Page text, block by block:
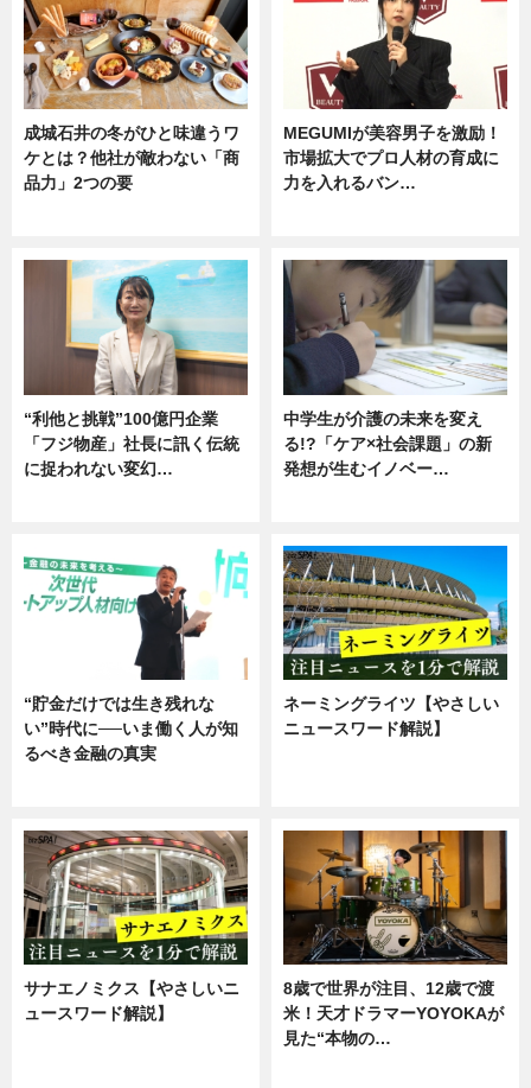
成城石井の冬がひと味違うワ
ケとは？他社が敵わない「商
品力」2つの要
MEGUMIが美容男子を激励！
市場拡大でプロ人材の育成に
力を入れるバン…
“利他と挑戦”100億円企業
「フジ物産」社長に訊く伝統
に捉われない変幻…
中学生が介護の未来を変え
る!?「ケア×社会課題」の新
発想が生むイノベー…
“貯金だけでは生き残れな
い”時代に──いま働く人が知
るべき金融の真実
ネーミングライツ【やさしい
ニュースワード解説】
サナエノミクス【やさしいニ
ュースワード解説】
8歳で世界が注目、12歳で渡
米！天才ドラマーYOYOKAが
見た“本物の…